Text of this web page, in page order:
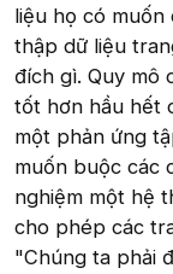
liệu họ có
thập dữ liệu
đích gì. Quy mô
tốt hơn hầu hết
một phản ứng
muốn buộc các
nghiệm một hệ
cho phép các
"Chúng ta phải